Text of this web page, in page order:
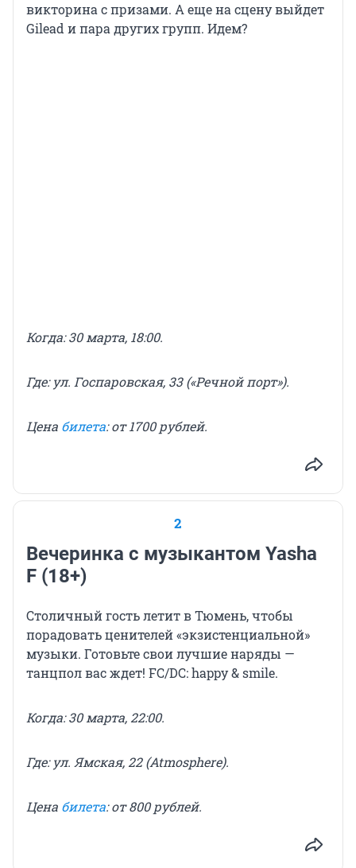
викторина с призами. А еще на сцену выйдет
Gilead и пара других групп. Идем?
Когда: 30 марта, 18:00.
Где: ул. Госпаровская, 33 («Речной порт»).
Цена билета: от 1700 рублей.
2
Вечеринка с музыкантом Yasha
F (18+)
Столичный гость летит в Тюмень, чтобы
порадовать ценителей «экзистенциальной»
музыки. Готовьте свои лучшие наряды —
танцпол вас ждет! FC/DC: happy & smile.
Когда: 30 марта, 22:00.
Где: ул. Ямская, 22 (Atmosphere).
Цена билета: от 800 рублей.